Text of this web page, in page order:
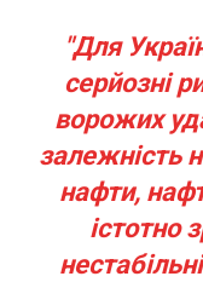
"Для
серйозні
ворожих
залежність
нафти,
істотно